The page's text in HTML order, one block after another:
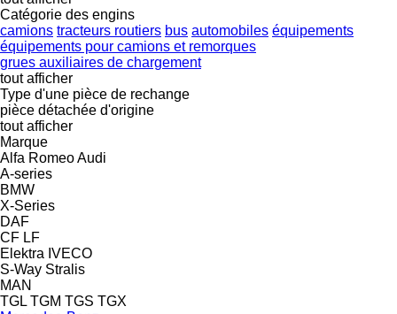
Catégorie des engins
camions tracteurs routiers bus automobiles équipements
équipements pour camions et remorques
grues auxiliaires de chargement
tout afficher
Type d'une pièce de rechange
pièce détachée d'origine
tout afficher
Marque
Alfa RomeoAudi
A-series
BMW
X-Series
DAF
CF LF
Elektra IVECO
S-Way Stralis
MAN
TGL TGM TGS TGX